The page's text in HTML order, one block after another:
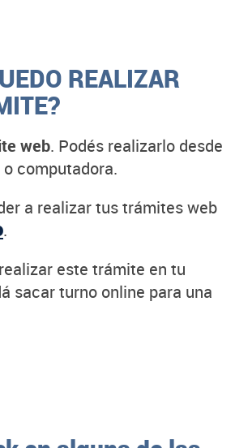
REALIZAR
web. Podés realizarlo desde
computadora.
a realizar tus trámites web
.
este trámite en tu
sacar turno online para una